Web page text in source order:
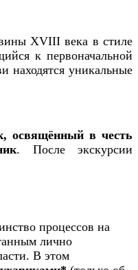
XVIII века в стиле
к первоначальной
находятся уникальные
освящённый в честь
. После экскурсии
процессов на
лично
В этом